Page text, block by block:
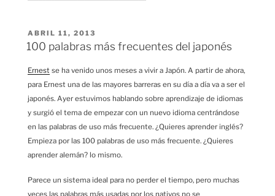
PUBLICADO
EL
ABRIL 11, 2013
100 palabras más frecuentes del japonés
Ernest se ha venido unos meses a vivir a Japón. A partir de ahora,
para Ernest una de las mayores barreras en su día a día va a ser el
japonés. Ayer estuvimos hablando sobre aprendizaje de idiomas
y surgió el tema de empezar con un nuevo idioma centrándose
en las palabras de uso más frecuente. ¿Quieres aprender inglés?
Empieza por las 100 palabras de uso más frecuente. ¿Quieres
aprender alemán? lo mismo.
Parece un sistema ideal para no perder el tiempo, pero muchas
veces las palabras más usadas por los nativos no se